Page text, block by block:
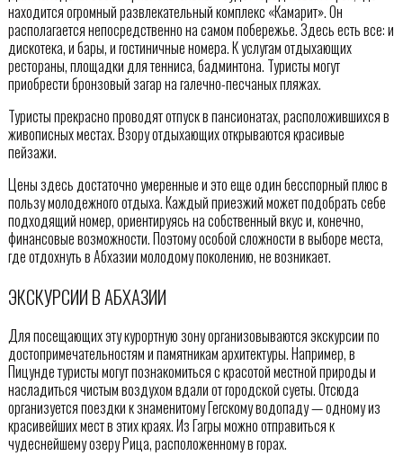
находится огромный развлекательный комплекс «Камарит». Он
располагается непосредственно на самом побережье. Здесь есть все: и
дискотека, и бары, и гостиничные номера. К услугам отдыхающих
рестораны, площадки для тенниса, бадминтона. Туристы могут
приобрести бронзовый загар на галечно-песчаных пляжах.
Туристы прекрасно проводят отпуск в пансионатах, расположившихся в
живописных местах. Взору отдыхающих открываются красивые
пейзажи.
Цены здесь достаточно умеренные и это еще один бесспорный плюс в
пользу молодежного отдыха. Каждый приезжий может подобрать себе
подходящий номер, ориентируясь на собственный вкус и, конечно,
финансовые возможности. Поэтому особой сложности в выборе места,
где отдохнуть в Абхазии молодому поколению, не возникает.
ЭКСКУРСИИ В АБХАЗИИ
Для посещающих эту курортную зону организовываются экскурсии по
достопримечательностям и памятникам архитектуры. Например, в
Пицунде туристы могут познакомиться с красотой местной природы и
насладиться чистым воздухом вдали от городской суеты. Отсюда
организуется поездки к знаменитому Гегскому водопаду — одному из
красивейших мест в этих краях. Из Гагры можно отправиться к
чудеснейшему озеру Рица, расположенному в горах.